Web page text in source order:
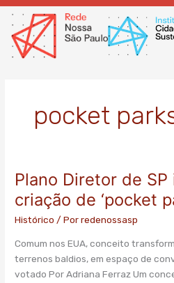
Ir
para
conteúdo
pocket
Plano Diretor de
criação de ‘pocket
Histórico / Porredenossasp
Comum nos EUA, conceito
terrenos baldios, em espaço de
votado Por Adriana Ferraz Um
Plano
Diretor
de
SP